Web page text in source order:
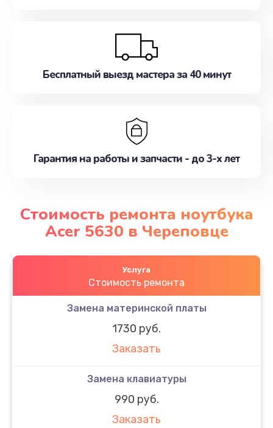
Бесплатный выезд мастера за 40 минут
Гарантия на работы и запчасти - до 3-х лет
Стоимость ремонта ноутбука
Acer 5630 в Череповце
Услуга
Стоимость ремонта
Замена материнской платы
1730 руб.
Заказать
Замена клавиатуры
990 руб.
Заказать